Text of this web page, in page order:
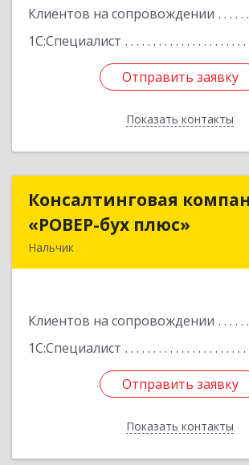
Клиентов на сопровождении
1С:Специалист
Отправить заявку
Показать контакты
Отправить заявку
Назад
Консалтинговая
«РОВЕР-бух плюс»
Нальчик
Клиентов на сопровождении
1С:Специалист
Отправить заявку
Показать контакты
Консалтинговая
«РОВЕР-
Отправить заявку
Назад